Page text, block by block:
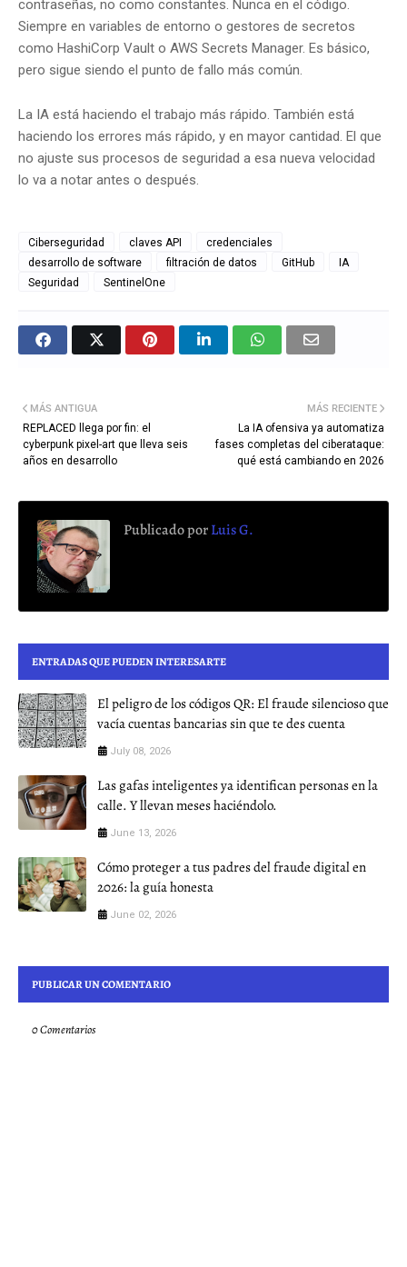
contraseñas, no como constantes. Nunca en el código.
Siempre en variables de entorno o gestores de secretos
como HashiCorp Vault o AWS Secrets Manager. Es básico,
pero sigue siendo el punto de fallo más común.
La IA está haciendo el trabajo más rápido. También está
haciendo los errores más rápido, y en mayor cantidad. El que
no ajuste sus procesos de seguridad a esa nueva velocidad
lo va a notar antes o después.
Ciberseguridad claves API
credenciales
desarrollo de software
filtración de datos GitHub
IA
Seguridad
SentinelOne
MÁS RECIENTE
La IA ofensiva ya automatiza
fases completas del ciberataque:
qué está cambiando en 2026
MÁS ANTIGUA
REPLACED llega por fin: el
cyberpunk pixel-art que lleva seis
años en desarrollo
Publicado porLuis G.
ENTRADAS QUE PUEDEN INTERESARTE
El peligro de los códigos QR: El fraude silencioso que
vacía cuentas bancarias sin que te des cuenta
July 08, 2026
Las gafas inteligentes ya identifican personas en la
calle. Y llevan meses haciéndolo.
June 13, 2026
Cómo proteger a tus padres del fraude digital en
2026: la guía honesta
June 02, 2026
PUBLICAR UN COMENTARIO
0 Comentarios